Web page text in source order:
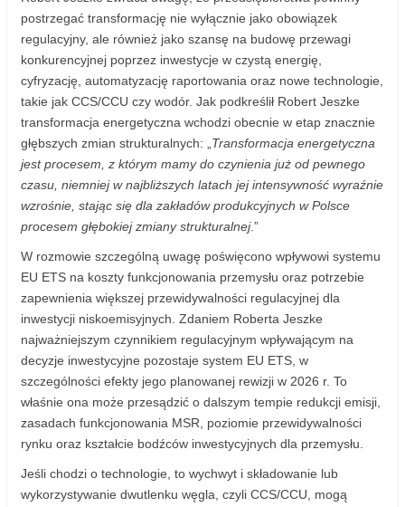
postrzegać transformację nie wyłącznie jako obowiązek
regulacyjny, ale również jako szansę na budowę przewagi
konkurencyjnej poprzez inwestycje w czystą energię,
cyfryzację, automatyzację raportowania oraz nowe technologie,
takie jak CCS/CCU czy wodór. Jak podkreślił Robert Jeszke
transformacja energetyczna wchodzi obecnie w etap znacznie
głębszych zmian strukturalnych: „ Transformacja energetyczna
jest procesem, z którym mamy do czynienia już od pewnego
czasu, niemniej w najbliższych latach jej intensywność wyraźnie
wzrośnie, stając się dla zakładów produkcyjnych w Polsce
procesem głębokiej zmiany strukturalnej.”
W rozmowie szczególną uwagę poświęcono wpływowi systemu
EU ETS na koszty funkcjonowania przemysłu oraz potrzebie
zapewnienia większej przewidywalności regulacyjnej dla
inwestycji niskoemisyjnych. Zdaniem Roberta Jeszke
najważniejszym czynnikiem regulacyjnym wpływającym na
decyzje inwestycyjne pozostaje system EU ETS, w
szczególności efekty jego planowanej rewizji w 2026 r. To
właśnie ona może przesądzić o dalszym tempie redukcji emisji,
zasadach funkcjonowania MSR, poziomie przewidywalności
rynku oraz kształcie bodźców inwestycyjnych dla przemysłu.
Jeśli chodzi o technologie, to wychwyt i składowanie lub
wykorzystywanie dwutlenku węgla, czyli CCS/CCU, mogą